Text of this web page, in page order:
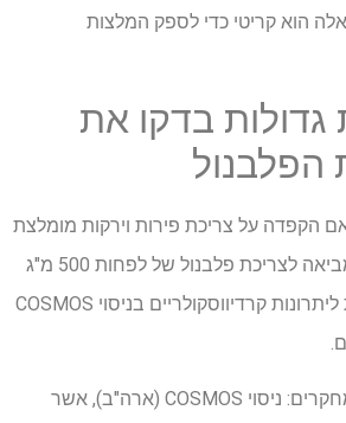
הוא קריטי כדי לספק המלצות
גדולות בדקו את
הפלבנול
הקפדה על צריכת פירות וירקות מומלצת
ודפוסי תזונה בריאים מביאה לצריכת פלבנול של לפחות 500 מ"ג
ליום, הכמות המקושרת ליתרונות קרדיווסקולריים בניסוי COSMOS
הנתונים נאספו משני מחקרים: ניסוי COSMOS (ארה"ב), אשר